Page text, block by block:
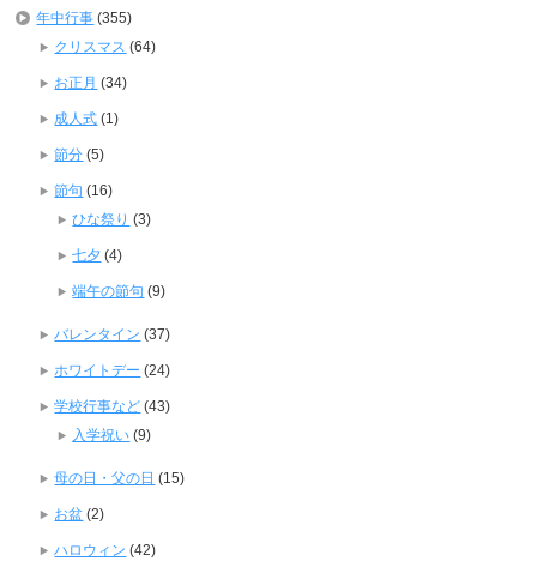
年中行事 (355)
クリスマス (64)
お正月 (34)
成人式 (1)
節分 (5)
節句 (16)
ひな祭り (3)
七夕 (4)
端午の節句 (9)
バレンタイン (37)
ホワイトデー (24)
学校行事など (43)
入学祝い (9)
母の日・父の日 (15)
お盆 (2)
ハロウィン (42)